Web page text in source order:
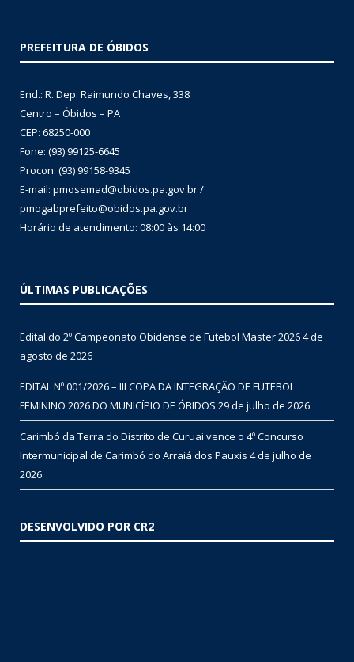
PREFEITURA DE ÓBIDOS
End.: R. Dep. Raimundo Chaves, 338
Centro – Óbidos – PA
CEP: 68250-000
Fone: (93) 99125-6645
Procon: (93) 99158-9345
E-mail: pmosemad@obidos.pa.gov.br /
pmogabprefeito@obidos.pa.gov.br
Horário de atendimento: 08:00 às 14:00
ÚLTIMAS PUBLICAÇÕES
Edital do 2º Campeonato Obidense de Futebol Master 20264 de
agosto de 2026
EDITAL Nº 001/2026 – III COPA DA INTEGRAÇÃO DE FUTEBOL
FEMININO 2026 DO MUNICÍPIO DE ÓBIDOS 29 de julho de 2026
Carimbó da Terra do Distrito de Curuai vence o 4º Concurso
Intermunicipal de Carimbó do Arraiá dos Pauxis 4 de julho de
2026
DESENVOLVIDO POR CR2